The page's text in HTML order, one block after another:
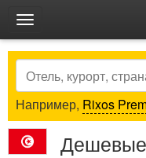
Toggle
navigation
Search
Например, Rixos